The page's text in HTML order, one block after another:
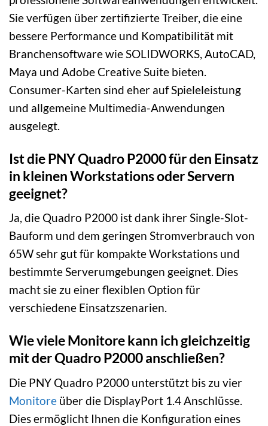
Sie verfügen über zertifizierte Treiber, die eine
bessere Performance und Kompatibilität mit
Branchensoftware wie SOLIDWORKS, AutoCAD,
Maya und Adobe Creative Suite bieten.
Consumer-Karten sind eher auf Spieleleistung
und allgemeine Multimedia-Anwendungen
ausgelegt.
Ist die PNY Quadro P2000 für den Einsatz
in kleinen Workstations oder Servern
geeignet?
Ja, die Quadro P2000 ist dank ihrer Single-Slot-
Bauform und dem geringen Stromverbrauch von
65W sehr gut für kompakte Workstations und
bestimmte Serverumgebungen geeignet. Dies
macht sie zu einer flexiblen Option für
verschiedene Einsatzszenarien.
Wie viele Monitore kann ich gleichzeitig
mit der Quadro P2000 anschließen?
Die PNY Quadro P2000 unterstützt bis zu vier
Monitore über die DisplayPort 1.4 Anschlüsse.
Dies ermöglicht Ihnen die Konfiguration eines